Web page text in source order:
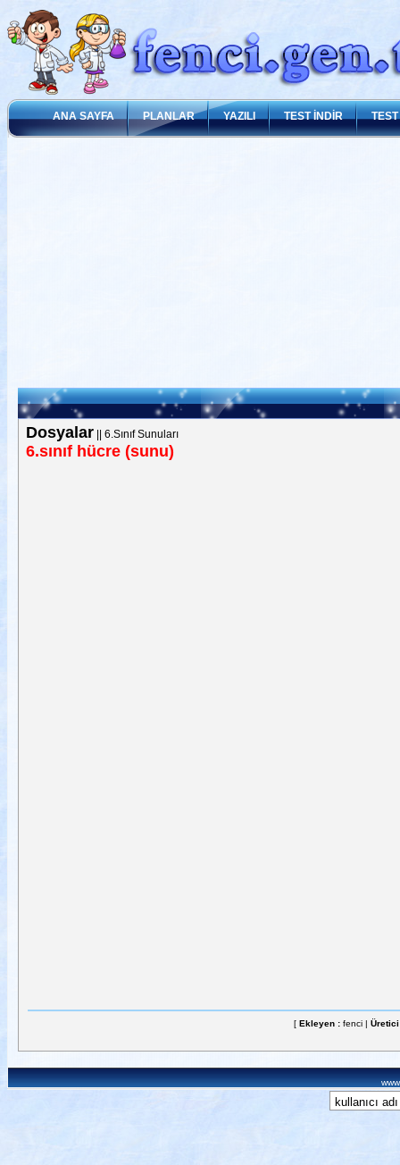
ANA SAYFA PLANLAR YAZILI TEST İNDİR
Dosyalar|| 6.Sınıf Sunuları
6.sınıf hücre (sunu)
[ Ekleyen : fenci |